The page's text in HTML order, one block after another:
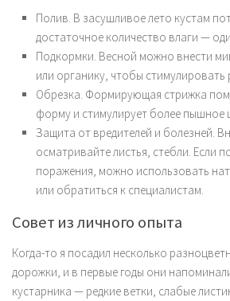
Полив. В засушливое лето кустам
достаточное количество влаги —
Подкормки. Весной можно внести
или органику, чтобы стимулировать
Обрезка. Формирующая стрижка
форму и стимулирует более пышное
Защита от вредителей и болезней.
осматривайте листья, стебли. Если
поражения, можно использовать
или обратиться к специалистам.
Совет из личного опыта
Когда-то я посадил несколько
дорожки, и в первые годы они
кустарника — редкие ветки, слабые